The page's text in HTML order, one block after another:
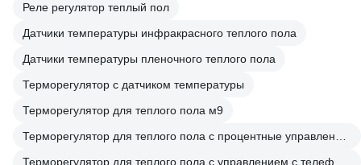
Реле регулятор теплый пол
Датчики температуры инфракрасного теплого пола
Датчики температуры пленочного теплого пола
Терморегулятор с датчиком температуры
Терморегулятор для теплого пола м9